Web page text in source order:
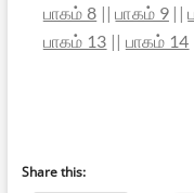
பாகம் 8 ||பாகம் 9||
பாகம் 13 || பாகம் 14
Share this: